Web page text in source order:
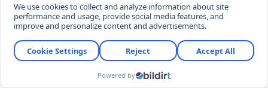
cam kavanozlara doldurun, kapağını sıkıca
kapatıp ters çevirerek vakumlanmasını